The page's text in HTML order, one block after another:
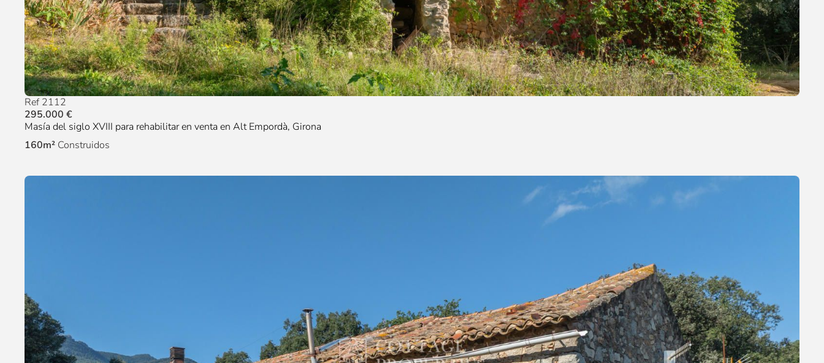
Ref 2112
295.000 €
Masía del siglo XVIII para rehabilitar en venta en Alt Empordà, Girona
160m² Construidos